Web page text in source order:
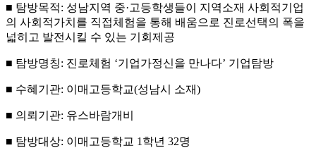
■ 탐방목적: 성남지역 중·고등학생들이 지역소재 사회적기업
의 사회적가치를 직접체험을 통해 배움으로 진로선택의 폭을
넓히고 발전시킬 수 있는 기회제공
■ 탐방명칭: 진로체험 ‘기업가정신을 만나다’ 기업탐방
■ 수혜기관: 이매고등학교(성남시 소재)
■ 의뢰기관: 유스바람개비
■ 탐방대상: 이매고등학교 1학년 32명